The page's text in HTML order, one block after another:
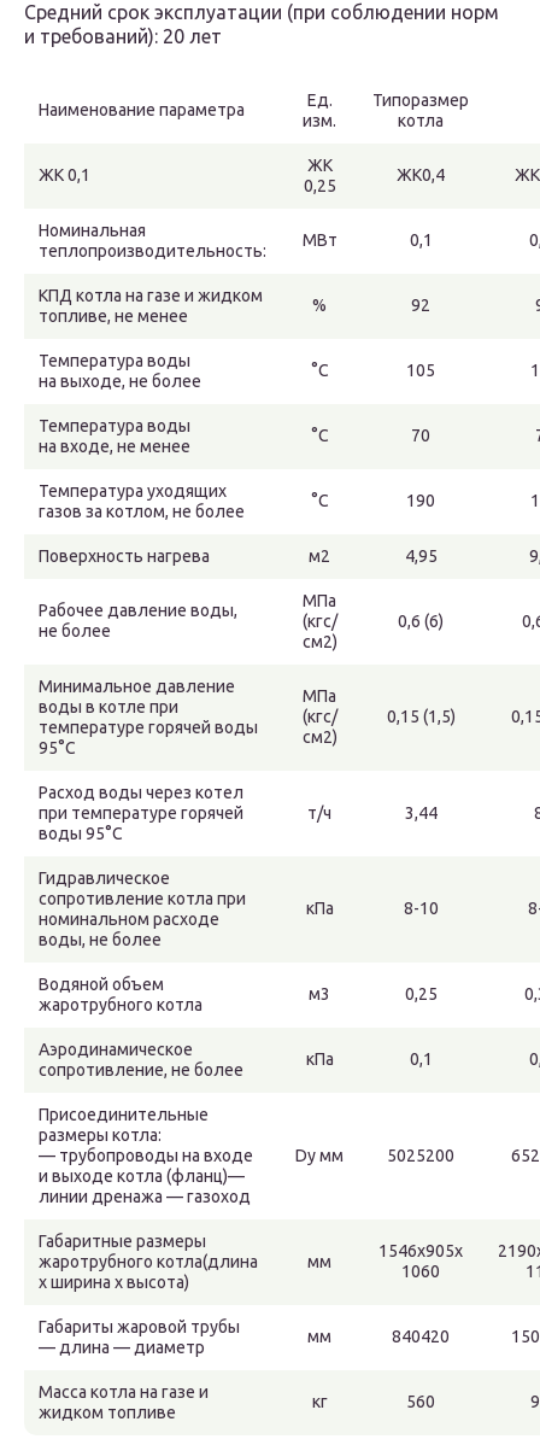
Средний срок эксплуатации (при соблюдении норм
и требований): 20 лет
Наименование параметра
Ед.
изм.
Типоразмер
котла
ЖК 0,1
ЖК
0,25
ЖК0,4 ЖК
Номинальная
теплопроизводительность:
МВт 0,1
КПД котла на газе и жидком
топливе, не менее
% 92
Температура воды
на выходе, не более
°C 105
Температура воды
на входе, не менее
°C 70
Температура уходящих
газов за котлом, не более
°C 190
Поверхность нагрева м2 4,95
Рабочее давление воды,
не более
МПа
(кгс/
см2)
0,6 (6)
Минимальное давление
воды в котле при
температуре горячей воды
95°С
МПа
(кгс/
см2)
0,15 (1,5)
Расход воды через котел
при температуре горячей
воды 95°С
т/ч 3,44
Гидравлическое
сопротивление котла при
номинальном расходе
воды, не более
кПа 8-10
Водяной объем
жаротрубного котла
м3 0,25
Аэродинамическое
сопротивление, не более
кПа 0,1
Присоединительные
размеры котла:
— трубопроводы на входе
и выходе котла (фланц)—
линии дренажа — газоход
Dу мм 5025200
Габаритные размеры
жаротрубного котла(длина
х ширина х высота)
мм
1546х905х
1060
Габариты жаровой трубы
— длина — диаметр
мм 840420
Масса котла на газе и
жидком топливе
кг 560